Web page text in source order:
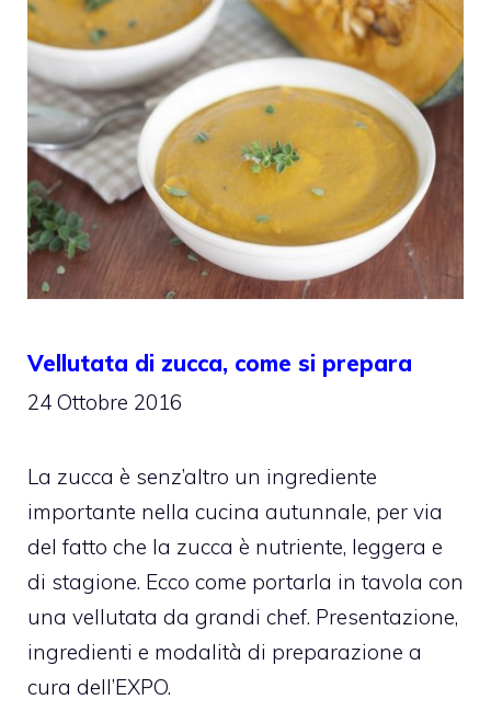
Vellutata di zucca, come si prepara
24 Ottobre 2016
La zucca è senz’altro un ingrediente
importante nella cucina autunnale, per via
del fatto che la zucca è nutriente, leggera e
di stagione. Ecco come portarla in tavola con
una vellutata da grandi chef. Presentazione,
ingredienti e modalità di preparazione a
cura dell’EXPO.